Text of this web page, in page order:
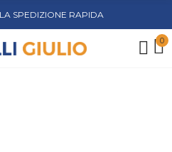
SPEDIZIONE RAPIDA
0